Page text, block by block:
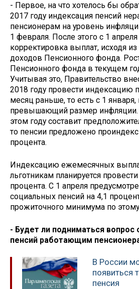
- Первое, на что хотелось бы
2017 году индексация пенсий
пенсионерам на уровень
1 февраля. После этого с 1
корректировка выплат, исходя
доходов Пенсионного фонда.
Пенсионного фонда в текущем
Учитывая это, Правительство
2018 году провести индексацию
месяц раньше, то есть с 1
превышающий размер инфляции.
этом году составит
то пенсии предложено
процента.
Индексацию ежемесячных
льготникам планируется
процента. С 1 апреля
социальных пенсий на 4,1
прожиточного минимума по этому
- Будет ли подниматься вопрос
пенсий работающим
В России
появиться
пенсия